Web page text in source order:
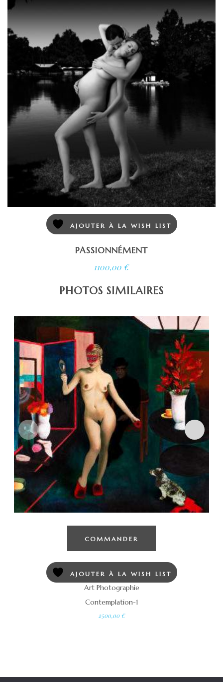
AJOUTER À LA WISH LIST
PASSIONNÉMENT
1100,00 €
PHOTOS SIMILAIRES
COMMANDER
AJOUTER À LA WISH LIST
Art Photographie
Contemplation-1
2500,00 €